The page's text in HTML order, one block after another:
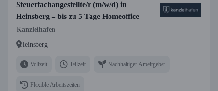
Steuerfachangestellte/r (m/w/d) in
Heinsberg – bis zu 5 Tage Homeoffice
Kanzleihafen
Heinsberg
Vollzeit Teilzeit Nachhaltiger Arbeitgeber
Flexible Arbeitszeiten